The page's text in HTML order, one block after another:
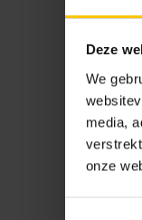
Deze
We
media,
onze